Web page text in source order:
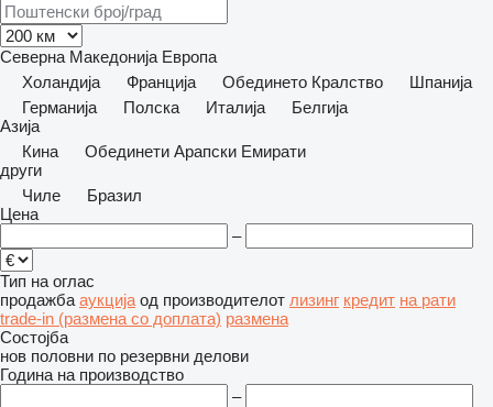
Северна Македонија Европа
Холандија
Франција Обединето Кралство
Шпанија
Германија
Полска Италија
Белгија
Азија
Кина
Обединети Арапски Емирати
други
Чиле
Бразил
Цена
–
Тип на оглас
продажба аукција од производителот лизинг кредит на рати
trade-in (размена со доплата) размена
Состојба
нов половни по резервни делови
Година на производство
–